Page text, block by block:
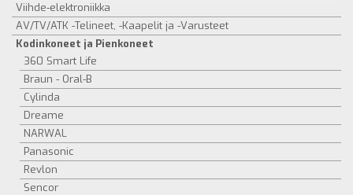
Viihde-elektroniikka
AV/TV/ATK -Telineet, -Kaapelit ja -Varusteet
Kodinkoneet ja Pienkoneet
360 Smart Life
Braun - Oral-B
Cylinda
Dreame
NARWAL
Panasonic
Revlon
Sencor